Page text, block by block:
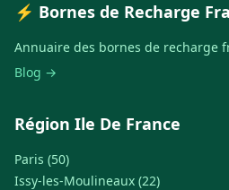
⚡ Bornes de Recharge
Annuaire des bornes de recharge
Blog →
Région Ile De France
Paris (50)
Issy-les-Moulineaux (22)